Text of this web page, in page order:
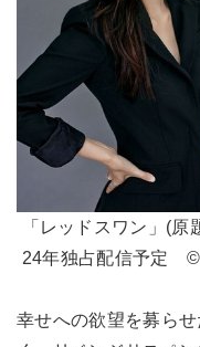
「レッドスワン」(
24年独占配信予定 ©
幸せへの欲望を募ら